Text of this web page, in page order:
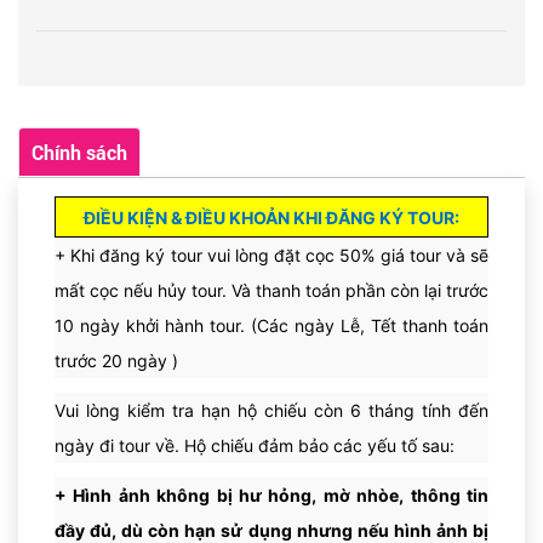
Sau đó tàu cao tốc đưa khách trở về khách sạn để nghỉ ngơi.
Từ 17h30 – 20h:
Văn phòng tổng thống
Nhà thờ Hukuru Miskiiy - nhà thờ Hồi giáo cổ nhất
từ nhiều thương hiệu nổi tiếng tại đây.
Bạn có thể mua đặc sản Malaysia là socola đủ loại để về làm
quà.
Tham quan trung tâm Đá Đen cùng nhiều sản phẩm trang
sức cao cấp.
Trở lại sân bay Kuala Lumpur và đáp chuyến bay về HCM.
Đến sân bay Tân Sơn Nhất kết thúc chương trình, chia tay
Chính sách
ĐIỀU KIỆN & ĐIỀU KHOẢN KHI ĐĂNG KÝ TOUR:
+ Khi đăng ký tour vui lòng đặt cọc 50% giá tour và sẽ
mất cọc nếu hủy tour. Và thanh toán phần còn lại trước
10 ngày khởi hành tour. (Các ngày Lễ, Tết thanh toán
trước 20 ngày )
Vui lòng kiểm tra hạn hộ chiếu còn 6 tháng tính đến
ngày đi tour về. Hộ chiếu đảm bảo các yếu tố sau:
+ Hình ảnh không bị hư hỏng, mờ nhòe, thông tin
đầy đủ, dù còn hạn sử dụng nhưng nếu hình ảnh bị